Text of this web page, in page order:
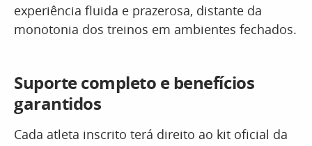
experiência fluida e prazerosa, distante da
monotonia dos treinos em ambientes fechados.
Suporte completo e benefícios
garantidos
Cada atleta inscrito terá direito ao kit oficial da